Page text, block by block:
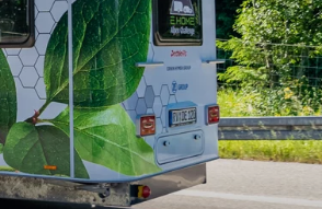
Caravan
Reisemobil
e.Hybrid